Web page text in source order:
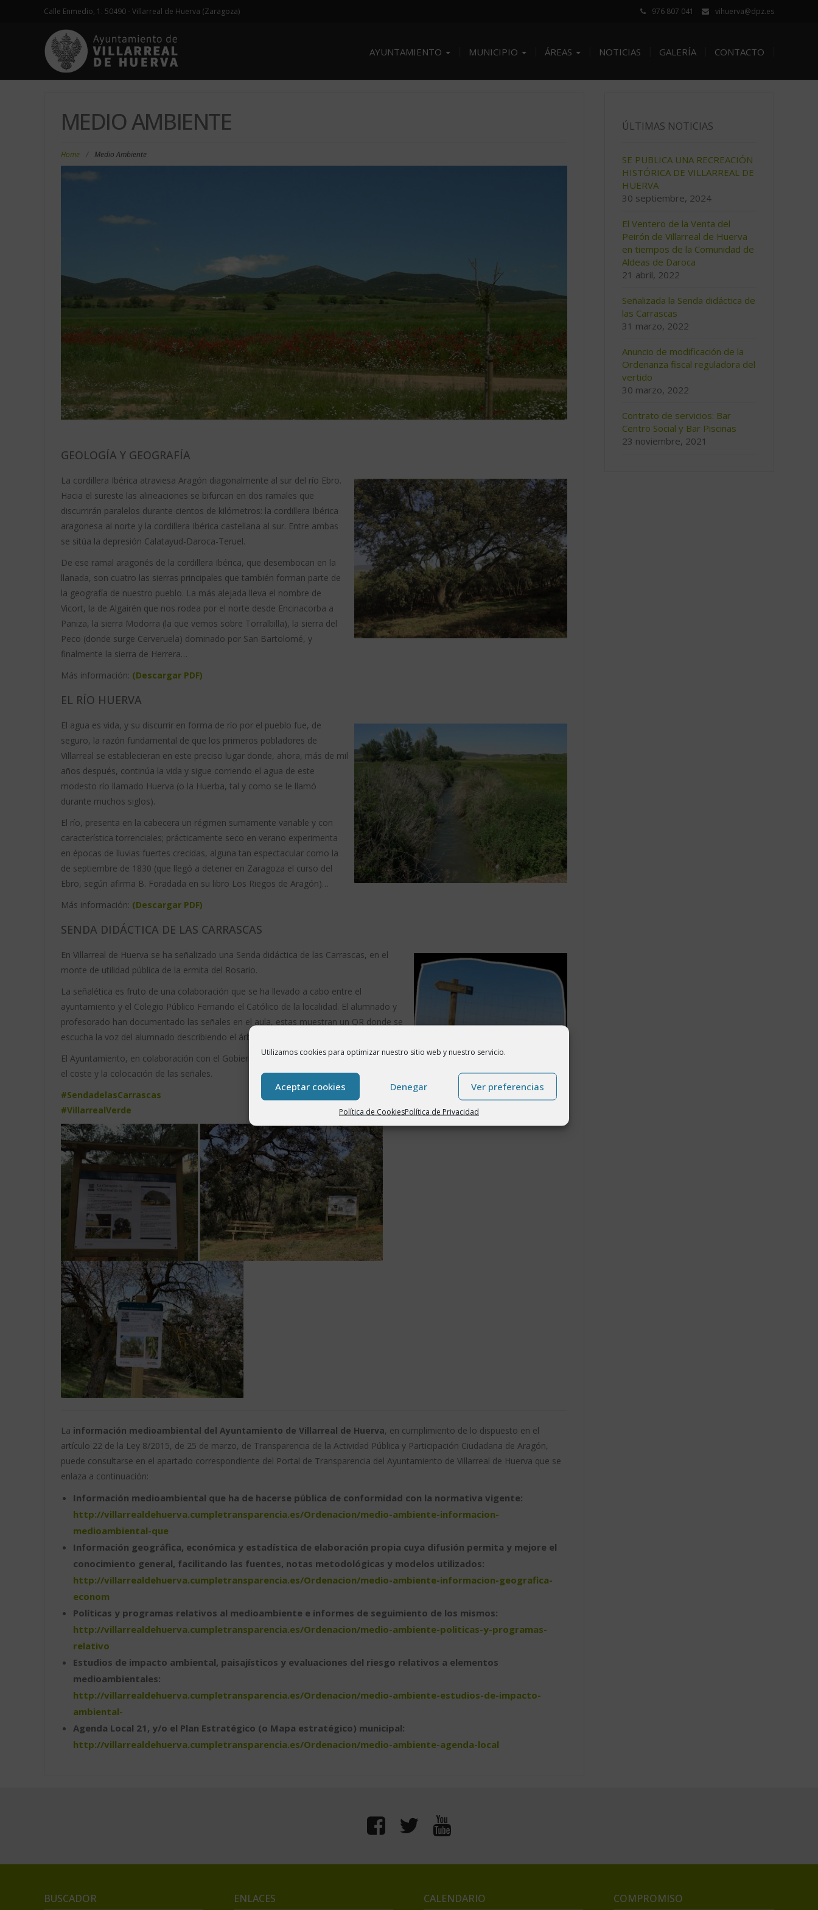
Utilizamos cookies para optimizar nuestro sitio web y nuestro servicio.
Aceptar cookies Denegar Ver preferencias
Política de CookiesPolítica de Privacidad
Calle Enmedio, 1. 50490 - Villarreal de Huerva (Zaragoza) 976 807 041 vihuerva@dpz.es
AYUNTAMIENTO MUNICIPIO ÁREAS NOTICIAS GALERÍA CONTACTO
MEDIO AMBIENTE
Home / Medio Ambiente
GEOLOGÍA Y GEOGRAFÍA
La cordillera Ibérica atraviesa Aragón diagonalmente al sur del río Ebro.
Hacia el sureste las alineaciones se bifurcan en dos ramales que
discurrirán paralelos durante cientos de kilómetros: la cordillera Ibérica
aragonesa al norte y la cordillera Ibérica castellana al sur. Entre ambas
se sitúa la depresión Calatayud-Daroca-Teruel.
De ese ramal aragonés de la cordillera Ibérica, que desembocan en la
llanada, son cuatro las sierras principales que también forman parte de
la geografía de nuestro pueblo. La más alejada lleva el nombre de
Vicort, la de Algairén que nos rodea por el norte desde Encinacorba a
Paniza, la sierra Modorra (la que vemos sobre Torralbilla), la sierra del
Peco (donde surge Cerveruela) dominado por San Bartolomé, y
finalmente la sierra de Herrera…
Más información: (Descargar PDF)
EL RÍO HUERVA
El agua es vida, y su discurrir en forma de río por el pueblo fue, de
seguro, la razón fundamental de que los primeros pobladores de
Villarreal se establecieran en este preciso lugar donde, ahora, más de mil
años después, continúa la vida y sigue corriendo el agua de este
modesto río llamado Huerva (o la Huerba, tal y como se le llamó
durante muchos siglos).
El río, presenta en la cabecera un régimen sumamente variable y con
característica torrenciales; prácticamente seco en verano experimenta
en épocas de lluvias fuertes crecidas, alguna tan espectacular como la
de septiembre de 1830 (que llegó a detener en Zaragoza el curso del
Ebro, según afirma B. Foradada en su libro Los Riegos de Aragón)…
Más información: (Descargar PDF)
SENDA DIDÁCTICA DE LAS CARRASCAS
En Villarreal de Huerva se ha señalizado una Senda didáctica de las Carrascas, en el
monte de utilidad pública de la ermita del Rosario.
La señalética es fruto de una colaboración que se ha llevado a cabo entre el
ayuntamiento y el Colegio Público Fernando el Católico de la localidad. El alumnado y
profesorado han documentado las señales en el aula, estas muestran un QR donde se
escucha la voz del alumnado describiendo el árbol o planta que corresponde.
El Ayuntamiento, en colaboración con el Gobierno de Aragón, ha gestionado el diseño,
el coste y la colocación de las señales.
#SendadelasCarrascas
#VillarrealVerde
La información medioambiental del Ayuntamiento de Villarreal de Huerva, en cumplimiento de lo dispuesto en el
artículo 22 de la Ley 8/2015, de 25 de marzo, de Transparencia de la Actividad Pública y Participación Ciudadana de Aragón,
puede consultarse en el apartado correspondiente del Portal de Transparencia del Ayuntamiento de Villarreal de Huerva que se
enlaza a continuación:
Información medioambiental que ha de hacerse pública de conformidad con la normativa vigente:
http://villarrealdehuerva.cumpletransparencia.es/Ordenacion/medio-ambiente-informacion-
medioambiental-que
Información geográfica, económica y estadística de elaboración propia cuya difusión permita y mejore el
conocimiento general, facilitando las fuentes, notas metodológicas y modelos utilizados:
http://villarrealdehuerva.cumpletransparencia.es/Ordenacion/medio-ambiente-informacion-geografica-
econom
Políticas y programas relativos al medioambiente e informes de seguimiento de los mismos:
http://villarrealdehuerva.cumpletransparencia.es/Ordenacion/medio-ambiente-politicas-y-programas-
relativo
Estudios de impacto ambiental, paisajísticos y evaluaciones del riesgo relativos a elementos
medioambientales:
http://villarrealdehuerva.cumpletransparencia.es/Ordenacion/medio-ambiente-estudios-de-impacto-
ambiental-
Agenda Local 21, y/o el Plan Estratégico (o Mapa estratégico) municipal:
http://villarrealdehuerva.cumpletransparencia.es/Ordenacion/medio-ambiente-agenda-local
ÚLTIMAS NOTICIAS
SE PUBLICA UNA RECREACIÓN
HISTÓRICA DE VILLARREAL DE
HUERVA
30 septiembre, 2024
El Ventero de la Venta del
Peirón de Villarreal de Huerva
en tiempos de la Comunidad de
Aldeas de Daroca
21 abril, 2022
Señalizada la Senda didáctica de
las Carrascas
31 marzo, 2022
Anuncio de modificación de la
Ordenanza fiscal reguladora del
vertido
30 marzo, 2022
Contrato de servicios: Bar
Centro Social y Bar Piscinas
23 noviembre, 2021
BUSCADOR ENLACES CALENDARIO COMPROMISO